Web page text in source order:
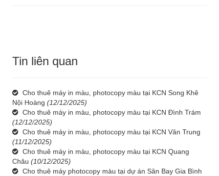
Tin liên quan
Cho thuê máy in màu, photocopy màu tại KCN Song Khê
Nội Hoàng (12/12/2025)
Cho thuê máy in màu, photocopy màu tại KCN Đình Trám
(12/12/2025)
Cho thuê máy in màu, photocopy màu tại KCN Vân Trung
(11/12/2025)
Cho thuê máy in màu, photocopy màu tại KCN Quang
Châu (10/12/2025)
Cho thuê máy photocopy màu tại dự án Sân Bay Gia Bình